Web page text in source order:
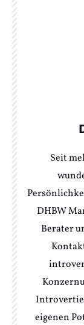
Seit
DHBW
Berater
eigenen